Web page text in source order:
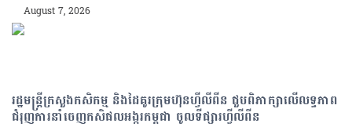
August 7, 2026
រដ្ឋមន្រ្តីក្រសួងកសិកម្ម និងដៃគូរក្រុមហ៊ុនហ្វីលីពីន ជួបពិភាក្សាលើលទ្ធភាព
ជំរុញការនាំចេញកសិផលអង្ករកម្ពុជា ចូលទីផ្សារហ្វីលីពីន